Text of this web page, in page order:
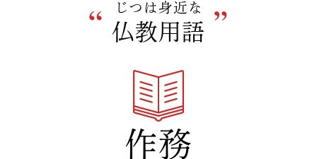
じつは身近な
仏教用語
作務